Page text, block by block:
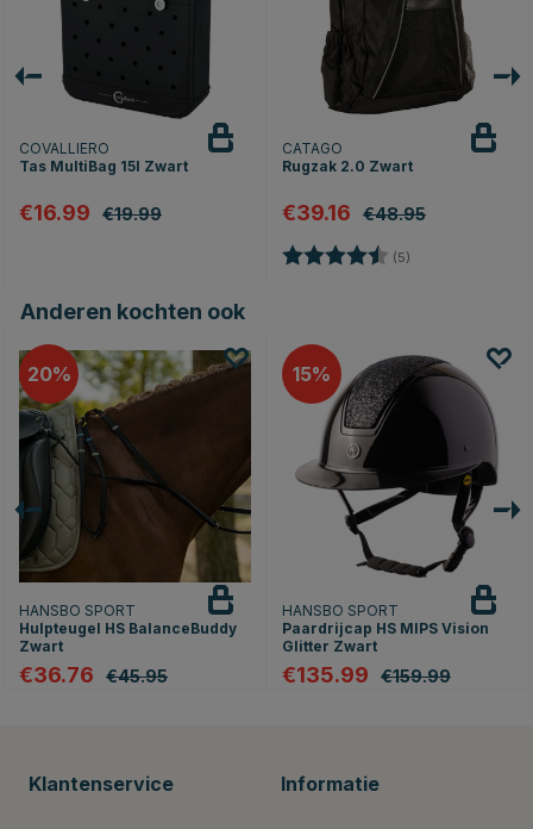
COVALLIERO
Tas MultiBag 15l Zwart
€16.99 €19.99
CATAGO
Rugzak 2.0 Zwart
€39.16 €48.95
Beoordeling: (5)
Anderen kochten ook
20
HANSBO SPORT
Hulpteugel HS BalanceBuddy
Zwart
€36.76 €45.95
15
HANSBO SPORT
Paardrijcap HS MIPS Vision
Glitter Zwart
€135.99 €159.99
Klantenservice Informatie